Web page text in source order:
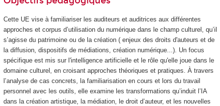
Cette UE vise à familiariser les auditeurs et auditrices aux différentes
approches et corpus d’utilisation du numérique dans le champ culturel, qu’il
s’agisse du patrimoine ou de la création ( enjeux des droits d'auteurs et de
la diffusion, dispositifs de médiations, création numérique...). Un focus
spécifique est mis sur l'intelligence artificielle et le rôle qu'elle joue dans le
domaine culturel, en croisant approches théoriques et pratiques. À travers
l’analyse de cas concrets, la familiarisation en cours et lors du travail
personnel avec les outils, elle examine les transformations qu’induit l’IA
dans la création artistique, la médiation, le droit d’auteur, et les nouvelles